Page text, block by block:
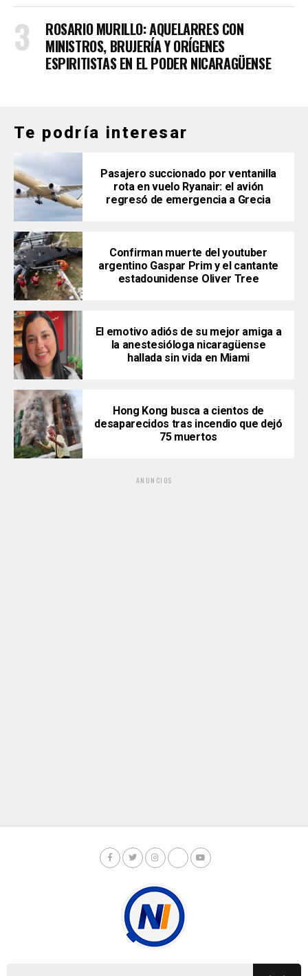
ROSARIO MURILLO: AQUELARRES CON
MINISTROS, BRUJERÍA Y ORÍGENES
ESPIRITISTAS EN EL PODER NICARAGÜENSE
Te podría interesar
Pasajero succionado por ventanilla
rota en vuelo Ryanair: el avión
regresó de emergencia a Grecia
Confirman muerte del youtuber
argentino Gaspar Prim y el cantante
estadounidense Oliver Tree
El emotivo adiós de su mejor amiga a
la anestesióloga nicaragüense
hallada sin vida en Miami
Hong Kong busca a cientos de
desaparecidos tras incendio que dejó
75 muertos
ANUNCIOS